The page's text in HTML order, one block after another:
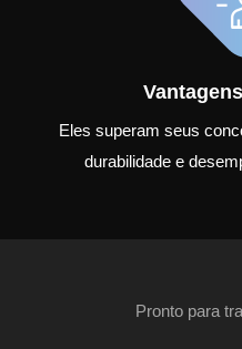
Eles superam seus
durabilidade e
Pronto para